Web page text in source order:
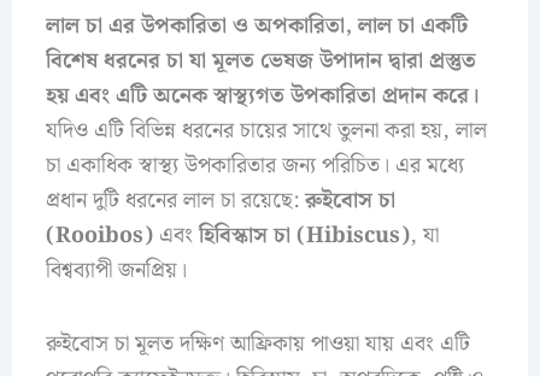
লাল চা এর উপকারিতা ও অপকারিতা,লাল চা একটি
বিশেষ ধরনের চা যা মূলত ভেষজ উপাদান দ্বারা প্রস্তুত
হয় এবং এটি অনেক স্বাস্থ্যগত উপকারিতা প্রদান করে।
যদিও এটি বিভিন্ন ধরনের চায়ের সাথে তুলনা করা হয়, লাল
চা একাধিক স্বাস্থ্য উপকারিতার জন্য পরিচিত। এর মধ্যে
প্রধান দুটি ধরনের লাল চা রয়েছে:রুইবোস চা
(Rooibos)এবংহিবিস্কাস চা (Hibiscus), যা
বিশ্বব্যাপী জনপ্রিয়।
রুইবোস চা মূলত দক্ষিণ আফ্রিকায় পাওয়া যায় এবং এটি